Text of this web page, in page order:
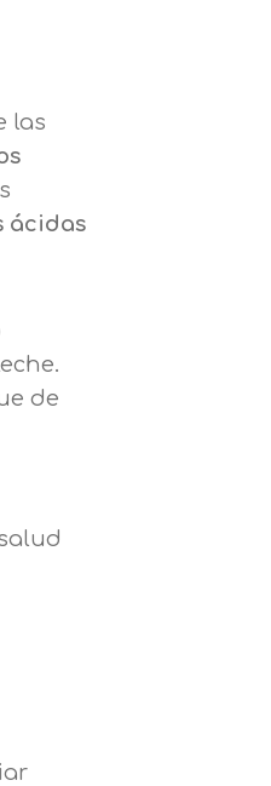
las
ácidas
de